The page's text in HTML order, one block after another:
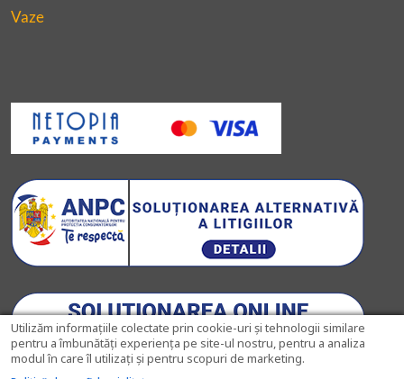
Vaze
Utilizăm informațiile colectate prin cookie-uri și tehnologii similare
pentru a îmbunătăți experiența pe site-ul nostru, pentru a analiza
modul în care îl utilizați și pentru scopuri de marketing.